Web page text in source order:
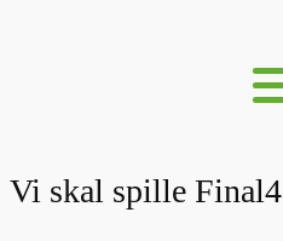
Vi skal spille Final4